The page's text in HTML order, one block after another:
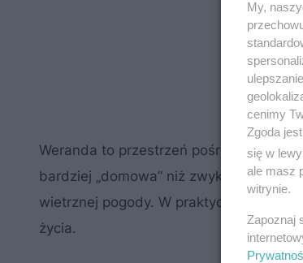
Weranda to przestrzeń pośrednia
bardziej „domowa” niż zwykły taras.
wietrznej pogody. W praktyce staje się
życia.
My,
cenimy
Zgoda
się w
ale masz
witrynie.
Zapoznaj